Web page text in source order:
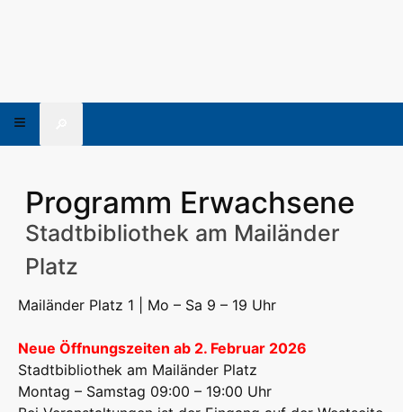
Programm Erwachsene
Stadtbibliothek am Mailänder
Platz
Mailänder Platz 1 | Mo – Sa 9 – 19 Uhr
Neue Öffnungszeiten ab 2. Februar 2026
Stadtbibliothek am Mailänder Platz
Montag – Samstag 09:00 – 19:00 Uhr